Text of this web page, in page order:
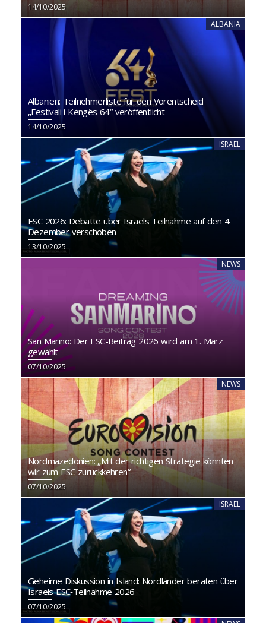
14/10/2025
ALBANIA
Albanien: Teilnehmerliste für den Vorentscheid
„Festivali i Këngës 64“ veröffentlicht
14/10/2025
ISRAEL
ESC 2026: Debatte über Israels Teilnahme auf den 4.
Dezember verschoben
13/10/2025
NEWS
San Marino: Der ESC-Beitrag 2026 wird am 1. März
gewählt
07/10/2025
NEWS
Nordmazedonien: „Mit der richtigen Strategie könnten
wir zum ESC zurückkehren“
07/10/2025
ISRAEL
Geheime Diskussion in Island: Nordländer beraten über
Israels ESC‑Teilnahme 2026
07/10/2025